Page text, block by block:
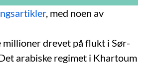
, med noen av
drevet på flukt i Sør-
arabiske regimet i Khartoum